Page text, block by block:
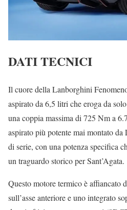
DATI TECNICI
Il cuore della Lanborghini
aspirato da 6,5 litri che eroga da
una coppia massima di 725 Nm a
aspirato più potente mai montato
di serie, con una potenza specifica
un traguardo storico per Sant’Agata.
Questo motore termico è affiancato
sull’asse anteriore e uno integrato